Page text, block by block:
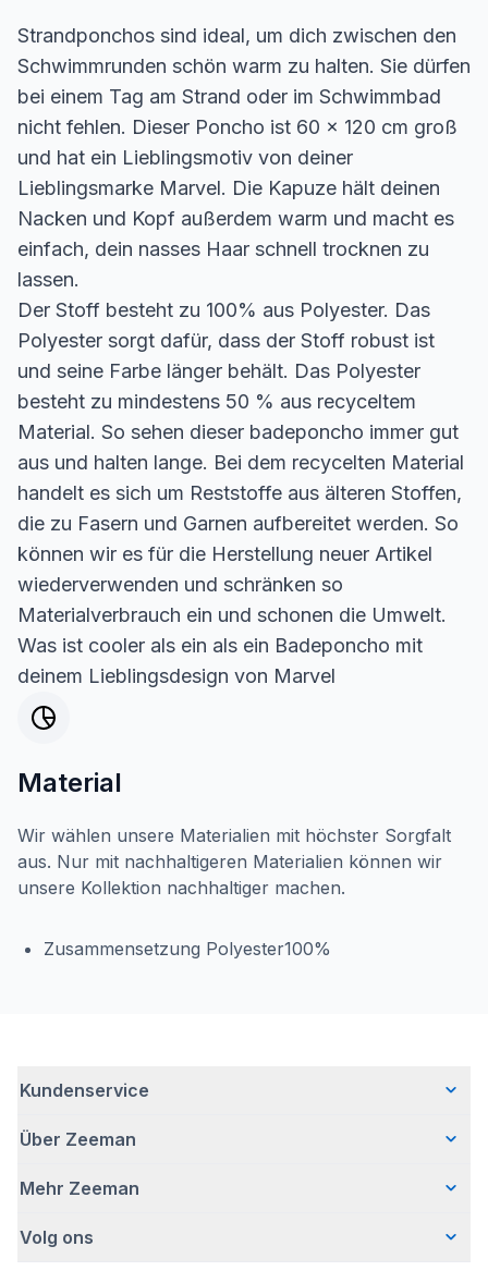
Strandponchos sind ideal, um dich zwischen den
Schwimmrunden schön warm zu halten. Sie dürfen
bei einem Tag am Strand oder im Schwimmbad
nicht fehlen. Dieser Poncho ist 60 x 120 cm groß
und hat ein Lieblingsmotiv von deiner
Lieblingsmarke Marvel. Die Kapuze hält deinen
Nacken und Kopf außerdem warm und macht es
einfach, dein nasses Haar schnell trocknen zu
lassen.
Der Stoff besteht zu 100% aus Polyester. Das
Polyester sorgt dafür, dass der Stoff robust ist
und seine Farbe länger behält. Das Polyester
besteht zu mindestens 50 % aus recyceltem
Material. So sehen dieser badeponcho immer gut
aus und halten lange. Bei dem recycelten Material
handelt es sich um Reststoffe aus älteren Stoffen,
die zu Fasern und Garnen aufbereitet werden. So
können wir es für die Herstellung neuer Artikel
wiederverwenden und schränken so
Materialverbrauch ein und schonen die Umwelt.
Was ist cooler als ein als ein Badeponcho mit
deinem Lieblingsdesign von Marvel
Material
Wir wählen unsere Materialien mit höchster Sorgfalt
aus. Nur mit nachhaltigeren Materialien können wir
unsere Kollektion nachhaltiger machen.
Zusammensetzung Polyester100%
Kundenservice
Häufig gestellte Fragen
Lieferung
Garantie
Über Zeeman
Wer wir sind
Verantwortungsvoll Geschäfte machen
Mehr Zeeman
Presse
Volg ons